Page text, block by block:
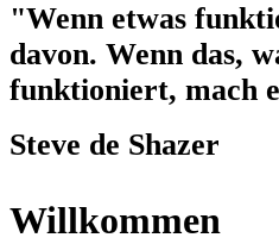
"Wenn etwas
davon. Wenn das,
funktioniert, mach
Steve de Shazer
Willkommen